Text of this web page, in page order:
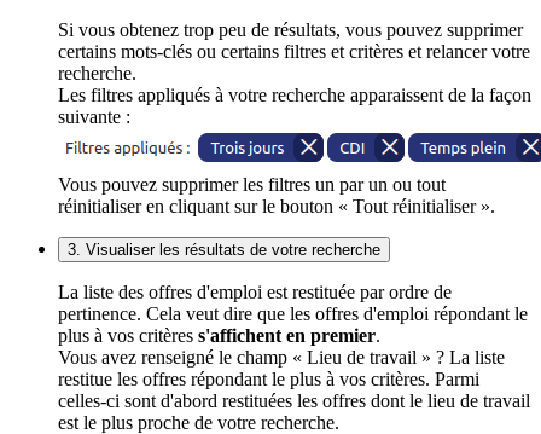
Si vous obtenez trop peu de résultats, vous pouvez supprimer
certains mots-clés ou certains filtres et critères et relancer votre
recherche.
Les filtres appliqués à votre recherche apparaissent de la façon
suivante :
Vous pouvez supprimer les filtres un par un ou tout
réinitialiser en cliquant sur le bouton « Tout réinitialiser ».
3. Visualiser les résultats de votre recherche
La liste des offres d'emploi est restituée par ordre de
pertinence. Cela veut dire que les offres d'emploi répondant le
plus à vos critères s'affichent en premier.
Vous avez renseigné le champ « Lieu de travail » ? La liste
restitue les offres répondant le plus à vos critères. Parmi
celles-ci sont d'abord restituées les offres dont le lieu de travail
est le plus proche de votre recherche.